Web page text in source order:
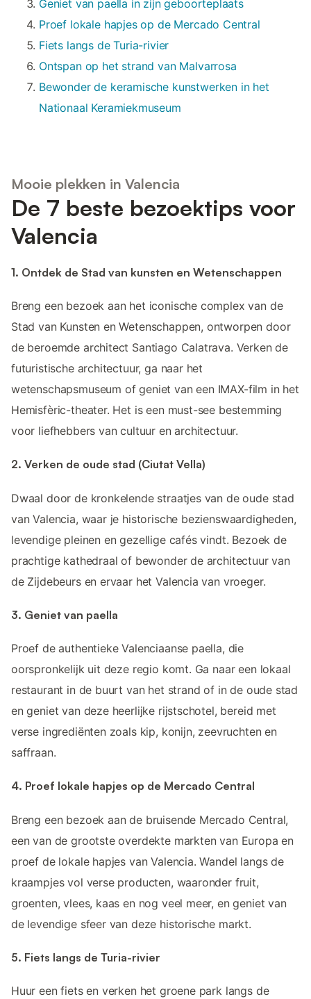
Geniet van paella in zijn geboorteplaats
Proef lokale hapjes op de Mercado Central
Fiets langs de Turia-rivier
Ontspan op het strand van Malvarrosa
Bewonder de keramische kunstwerken in het
Nationaal Keramiekmuseum
Mooie plekken in Valencia
De 7 beste bezoektips voor
Valencia
1. Ontdek de Stad van kunsten en Wetenschappen
Breng een bezoek aan het iconische complex van de
Stad van Kunsten en Wetenschappen, ontworpen door
de beroemde architect Santiago Calatrava. Verken de
futuristische architectuur, ga naar het
wetenschapsmuseum of geniet van een IMAX-film in het
Hemisfèric-theater. Het is een must-see bestemming
voor liefhebbers van cultuur en architectuur.
2. Verken de oude stad (Ciutat Vella)
Dwaal door de kronkelende straatjes van de oude stad
van Valencia, waar je historische bezienswaardigheden,
levendige pleinen en gezellige cafés vindt. Bezoek de
prachtige kathedraal of bewonder de architectuur van
de Zijdebeurs en ervaar het Valencia van vroeger.
3. Geniet van paella
Proef de authentieke Valenciaanse paella, die
oorspronkelijk uit deze regio komt. Ga naar een lokaal
restaurant in de buurt van het strand of in de oude stad
en geniet van deze heerlijke rijstschotel, bereid met
verse ingrediënten zoals kip, konijn, zeevruchten en
saffraan.
4. Proef lokale hapjes op de Mercado Central
Breng een bezoek aan de bruisende Mercado Central,
een van de grootste overdekte markten van Europa en
proef de lokale hapjes van Valencia. Wandel langs de
kraampjes vol verse producten, waaronder fruit,
groenten, vlees, kaas en nog veel meer, en geniet van
de levendige sfeer van deze historische markt.
5. Fiets langs de Turia-rivier
Huur een fiets en verken het groene park langs de